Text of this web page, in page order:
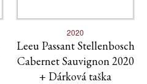
2020
Leeu Passant Stellenbosch
Cabernet Sauvignon 2020
+ Dárková taška